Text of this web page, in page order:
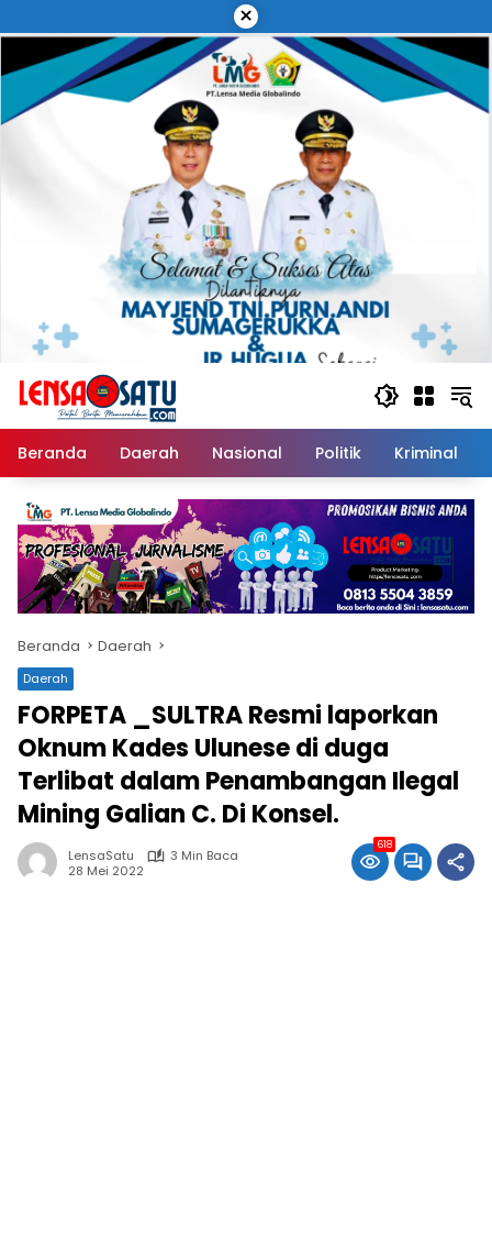
ke
konten
×
Beranda Daerah Nasional Politik Kriminal
Beranda Daerah
Daerah
FORPETA _SULTRA Resmi laporkan
Oknum Kades Ulunese di duga
Terlibat dalam Penambangan Ilegal
Mining Galian C. Di Konsel.
LensaSatu
3 Min Baca
28 Mei 2022
618